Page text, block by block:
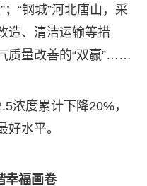
；“钢城”河北唐山，采
造、清洁运输等措
质量改善的“双赢”……
浓度累计下降20%，
水平。
幸福画卷